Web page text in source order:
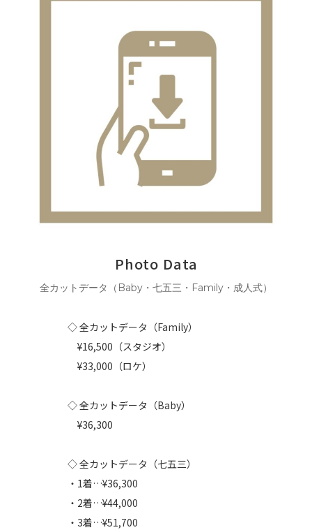
Photo Data
全カットデータ（Baby・七五三・Family・成人式）
◇ 全カットデータ（Family）
¥16,500（スタジオ）
¥33,000（ロケ）
◇ 全カットデータ（Baby）
¥36,300
◇ 全カットデータ（七五三）
・1着…¥36,300
・2着…¥44,000
・3着…¥51,700